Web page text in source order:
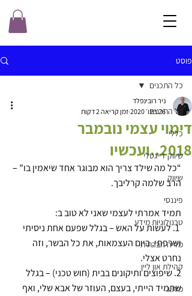
פוסט
כל התכנים
כללי
שיווק דייגטלי
שיווק
פיננסי
טכנולוגיות מידע
מדיה חברתית
קהילת און ליין
מיתוג
כל התכנים
דימוי עצמי נובמבר
2018..ועכשיו
ניר רובינפלד
26 בינו׳ 2020
זמן קריאה 2 דקות
“כל מה שילד צריך הוא מבוגר אחד שיאמין בו” –
הרב שלמה קרליבך.
תמיד אמרתי לעצמי שאני לא טוב ב:
1. לעשות על האש – בגלל שפעם אחת ניסיתי
ושרפתי, ביום העצמאות, את כל הבשר, וזה
נחרט אצלי.
2. שיפוצים ותיקונים בבית (חוש טכני) – בגלל
שתמיד הייתי, בעצם, העוזר של אבא שלי, ואף